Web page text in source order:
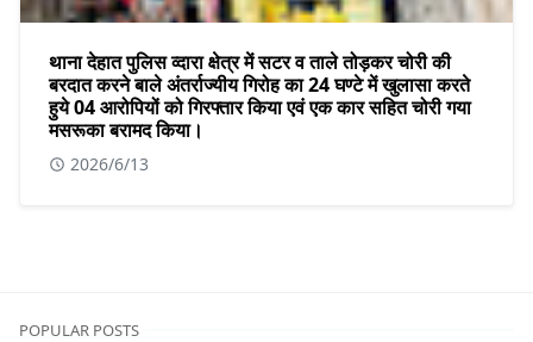
थाना देहात पुलिस व्दारा क्षेत्र में सटर व ताले तोड़कर चोरी की
बरदात करने बाले अंतर्राज्यीय गिरोह का 24 घण्टे में खुलासा करते
हुये 04 आरोपियों को गिरफ्तार किया एवं एक कार सहित चोरी गया
मसरूका बरामद किया।
2026/6/13
POPULAR POSTS